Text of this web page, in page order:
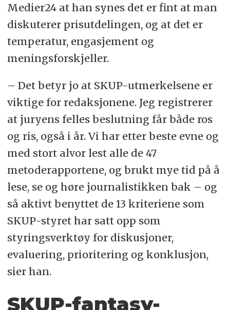
Medier24 at han synes det er fint at man
diskuterer prisutdelingen, og at det er
temperatur, engasjement og
meningsforskjeller.
– Det betyr jo at SKUP-utmerkelsene er
viktige for redaksjonene. Jeg registrerer
at juryens felles beslutning får både ros
og ris, også i år. Vi har etter beste evne og
med stort alvor lest alle de 47
metoderapportene, og brukt mye tid på å
lese, se og høre journalistikken bak – og
så aktivt benyttet de 13 kriteriene som
SKUP-styret har satt opp som
styringsverktøy for diskusjoner,
evaluering, prioritering og konklusjon,
sier han.
SKUP-fantasy-